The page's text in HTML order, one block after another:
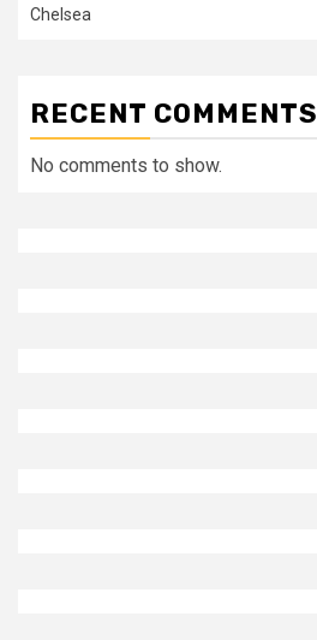
Chelsea
RECENT COMMENTS
No comments to show.